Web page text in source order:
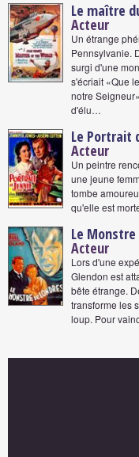
Le maître
Acteur
Un étrange
Pennsylvanie.
surgi d'une
s'écriait «Que
notre
d'élu…
Le Portrait
Acteur
Un peintre
une jeune
tombe
qu'elle est
Le
Acteur
Lors d'une
Glendon est
bête étrange.
transforme les
loup. Pour